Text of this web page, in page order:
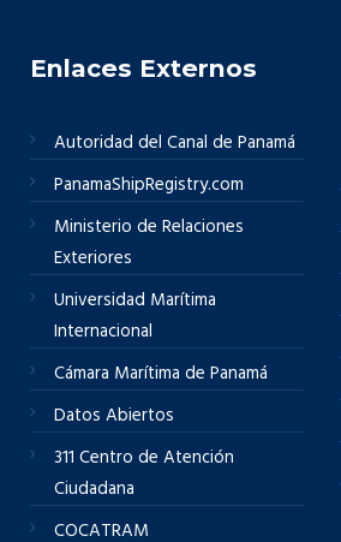
Enlaces Externos
Autoridad del Canal de Panamá
PanamaShipRegistry.com
Ministerio de Relaciones
Exteriores
Universidad Marítima
Internacional
Cámara Marítima de Panamá
Datos Abiertos
311 Centro de Atención
Ciudadana
COCATRAM